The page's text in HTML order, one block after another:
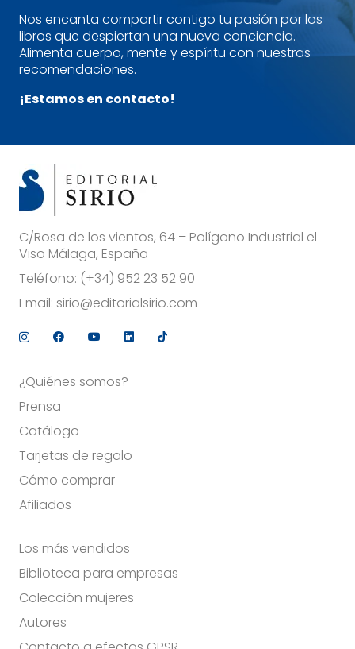
Nos encanta compartir contigo tu pasión por los
libros que despiertan una nueva conciencia.
Alimenta cuerpo, mente y espíritu con nuestras
recomendaciones.
¡Estamos en contacto!
C/Rosa de los vientos, 64 – Polígono Industrial el
Viso Málaga, España
Teléfono: (+34) 952 23 52 90
Email: sirio@editorialsirio.com
¿Quiénes somos?
Prensa
Catálogo
Tarjetas de regalo
Cómo comprar
Afiliados
Los más vendidos
Biblioteca para empresas
Colección mujeres
Autores